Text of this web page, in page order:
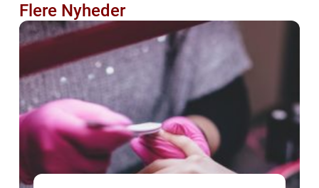
Flere Nyheder